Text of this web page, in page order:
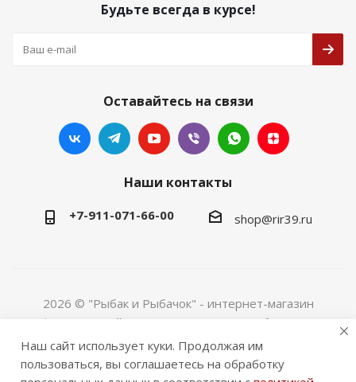
Будьте всегда в курсе!
Оставайтесь на связи
Наши контакты
+7-911-071-66-00 shop@rir39.ru
2026 © "Рыбак и Рыбачок" - интернет-магазин
Информация сайта защищена законом об авторских
правах. Индивидуальный предприниматель Рогов
Сергей Юрьевич. ИНН 390600967290. ОГРНИП
Наш сайт использует куки. Продолжая им
пользоваться, вы соглашаетесь на обработку